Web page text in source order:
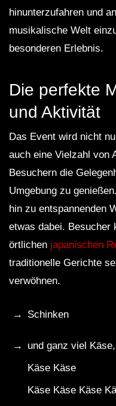
hinunterzufahren und
musikalische Welt
besonderen Erlebnis.
Die perfekte
und Aktivität
Das Event wird nicht
auch eine Vielzahl von
Besuchern die
Umgebung zu
hin zu entspannenden
etwas dabei. Besucher
örtlichen japanischen
traditionelle Gerichte
verwöhnen.
Schinken
und ganz viel
Käse Käse
Käse Käse Käse